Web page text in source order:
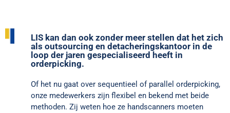
LIS kan dan ook zonder meer stellen dat het zich
als outsourcing en detacheringskantoor in de
loop der jaren gespecialiseerd heeft in
orderpicking.
Of het nu gaat over sequentieel of parallel orderpicking,
onze medewerkers zijn flexibel en bekend met beide
methoden. Zij weten hoe ze handscanners moeten